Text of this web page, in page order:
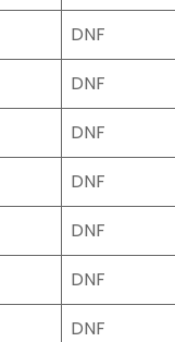
DNF
DNF
DNF
DNF
DNF
DNF
DNF